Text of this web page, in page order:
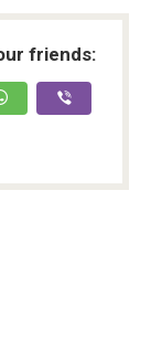
friends: